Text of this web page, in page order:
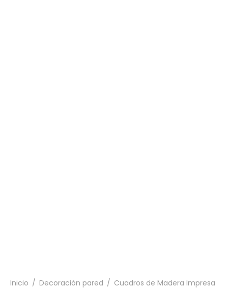
Inicio / Decoración pared / Cuadros de Madera Impresa